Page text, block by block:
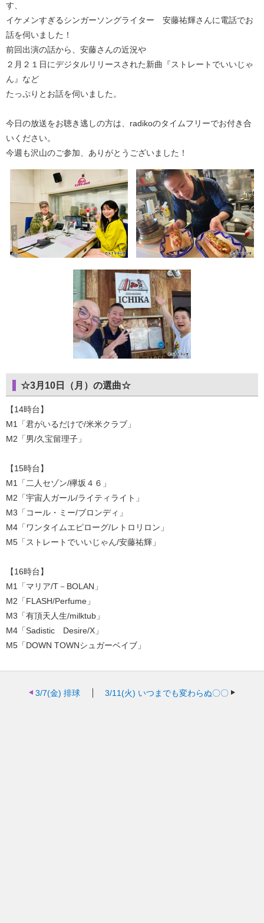
す、
イケメンすぎるシンガーソングライター 安藤祐輝さんに電話でお
話を伺いました！
前回出演の話から、安藤さんの近況や
２月２１日にデジタルリリースされた新曲『ストレートでいいじゃ
ん』など
たっぷりとお話を伺いました。
今日の放送をお聴き逃しの方は、radikoのタイムフリーでお付き合
いください。
今週も沢山のご参加、ありがとうございました！
☆3月10日（月）の選曲☆
【14時台】
M1「君がいるだけで/米米クラブ」
M2「男/久宝留理子」
【15時台】
M1「二人セゾン/欅坂４６」
M2「宇宙人ガール/ライティライト」
M3「コール・ミー/ブロンディ」
M4「ワンタイムエピローグ/レトロリロン」
M5「ストレートでいいじゃん/安藤祐輝」
【16時台】
M1「マリア/T－BOLAN」
M2「FLASH/Perfume」
M3「有頂天人生/milktub」
M4「Sadistic Desire/X」
M5「DOWN TOWNシュガーベイブ」
3/7(金) 排球 3/11(火) いつまでも変わらぬ〇〇